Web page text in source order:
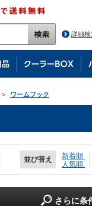
詳細検
> ワームフック
並び替え 新着順
人気順
さらに条